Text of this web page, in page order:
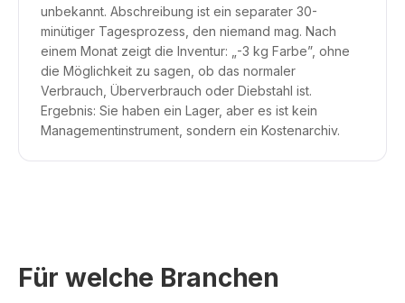
unbekannt. Abschreibung ist ein separater 30-
minütiger Tagesprozess, den niemand mag. Nach
einem Monat zeigt die Inventur: „-3 kg Farbe”, ohne
die Möglichkeit zu sagen, ob das normaler
Verbrauch, Überverbrauch oder Diebstahl ist.
Ergebnis: Sie haben ein Lager, aber es ist kein
Managementinstrument, sondern ein Kostenarchiv.
Für welche Branchen